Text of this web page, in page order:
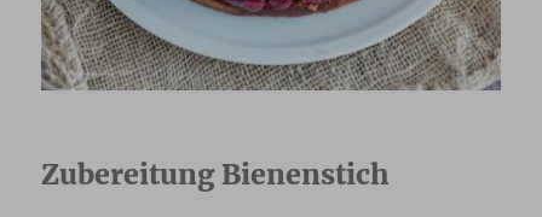
Zubereitung Bienenstich